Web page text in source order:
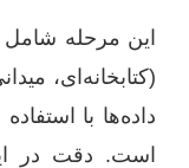
این مرحله شامل
(کتابخانه‌ای،
داده‌ها با
است. دقت در